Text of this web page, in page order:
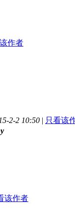
作者
2-2 10:50 | 只看该
该作者